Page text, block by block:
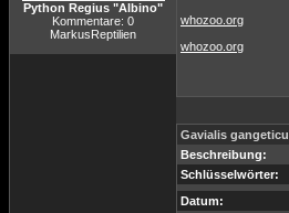
Python Regius "Albino"
Kommentare: 0
MarkusReptilien
whozoo.org
whozoo.org
Gavialis gangeticu
Beschreibung:
Schlüsselwörter:
Datum: